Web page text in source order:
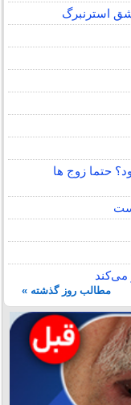
استرنبرگ
حتما زوج ها
می‌کند
مطالب روز گذشته »